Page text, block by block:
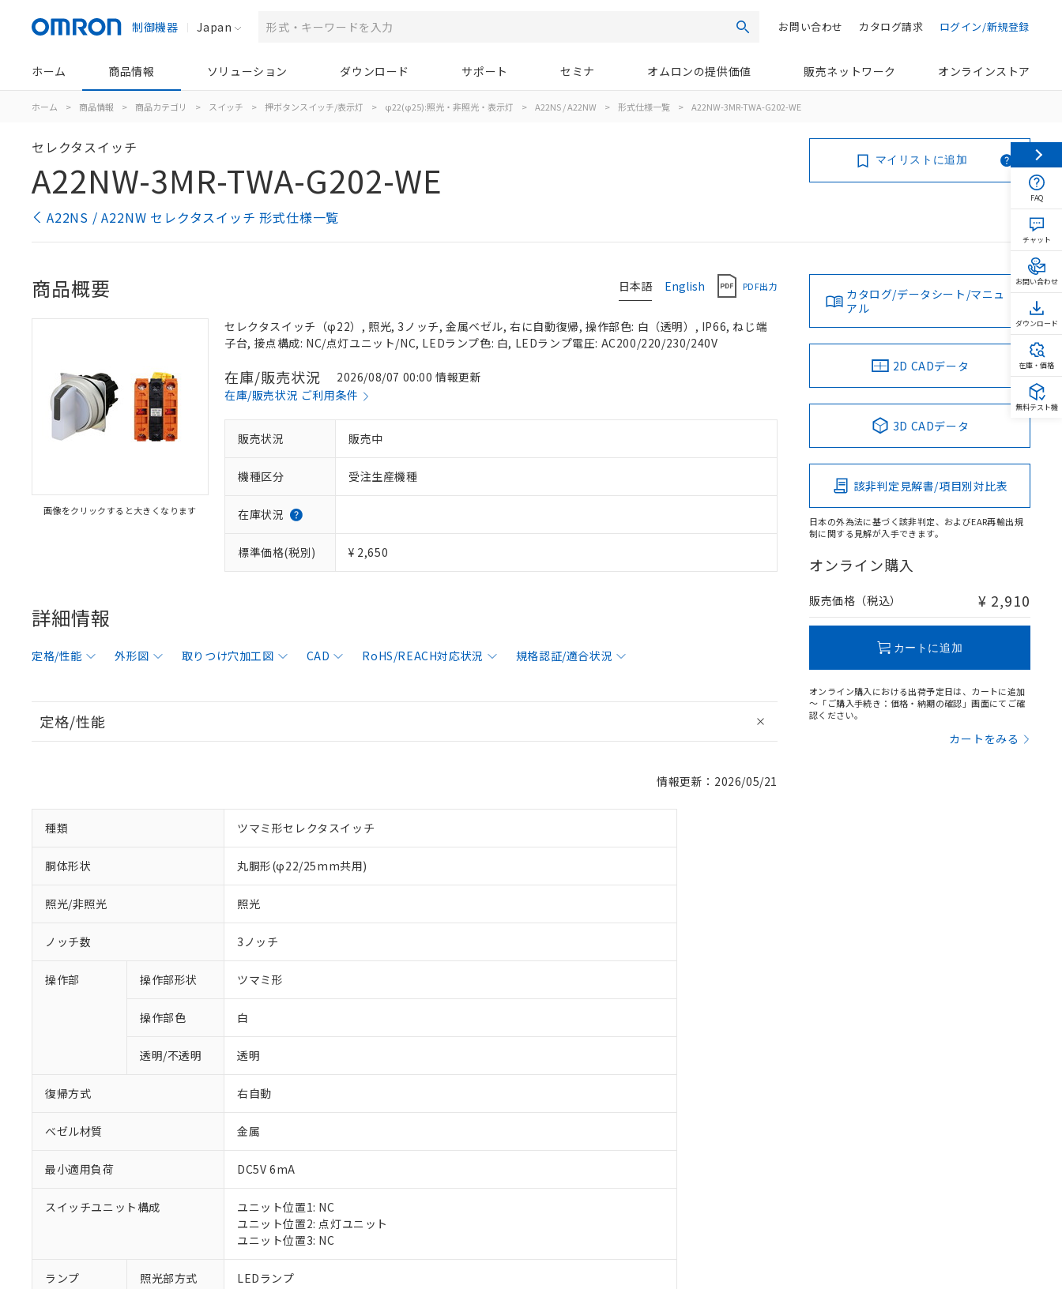
制御機器 Japan 検索 ログイン/新規登録
カタログ請求
お問い合わせ
ホーム 商品情報 ソリューション ダウンロード サポート セミナ オムロンの提供価値 販売ネットワーク オンラインストア
ホーム > 商品情報 > 商品カテゴリ > スイッチ > 押ボタンスイッチ/表示灯 > φ22(φ25):照光・非照光・表示灯 > A22NS / A22NW > 形式仕様一覧 > A22NW-3MR-TWA-G202-WE
セレクタスイッチ
A22NW-3MR-TWA-G202-WE
A22NS / A22NW セレクタスイッチ 形式仕様一覧
マイリストに追加
日本語 English PDF出力
商品概要
画像をクリックすると大きくなります
セレクタスイッチ（φ22）, 照光, 3ノッチ, 金属ベゼル, 右に自動復帰, 操作部色: 白（透明）, IP66, ねじ端
子台, 接点構成: NC/点灯ユニット/NC, LEDランプ色: 白, LEDランプ電圧: AC200/220/230/240V
在庫/販売状況
2026/08/07 00:00 情報更新
在庫/販売状況 ご利用条件
販売状況 販売中
機種区分 受注生産機種
在庫状況
標準価格(税別) ¥ 2,650
詳細情報
定格/性能 外形図 取りつけ穴加工図 CAD RoHS/REACH対応状況 規格認証/適合状況
定格/性能
情報更新：2026/05/21
種類 ツマミ形セレクタスイッチ
胴体形状 丸胴形(φ22/25mm共用)
照光/非照光 照光
ノッチ数 3ノッチ
操作部 操作部形状 ツマミ形
操作部色 白
透明/不透明 透明
復帰方式 右自動
ベゼル材質 金属
最小適用負荷 DC5V 6mA
スイッチユニット構成
ユニット位置1: NC
ユニット位置2: 点灯ユニット
ユニット位置3: NC
ランプ 照光部方式 LEDランプ
カタログ/データシート/マニュ
アル
2D CADデータ
3D CADデータ
該非判定見解書/項目別対比表
日本の外為法に基づく該非判定、およびEAR再輸出規
制に関する見解が入手できます。
オンライン購入
販売価格（税込） ¥ 2,910
カートに追加
オンライン購入における出荷予定日は、カートに追加
～「ご購入手続き：価格・納期の確認」画面にてご確
認ください。
カートをみる
FAQ
チャット
お問い合わせ
ダウンロード
在庫・価格
無料テスト機